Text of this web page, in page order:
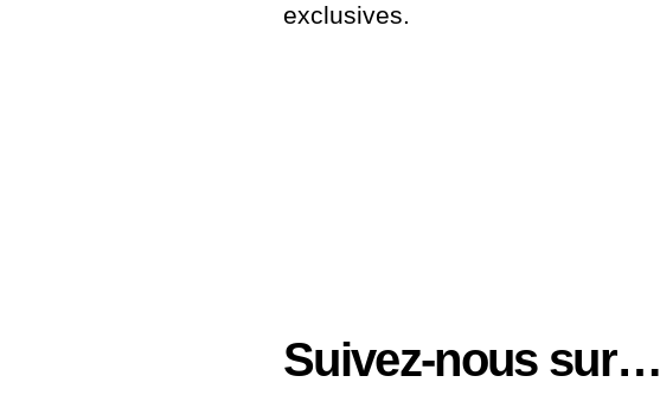
exclusives.
Suivez-nous sur…